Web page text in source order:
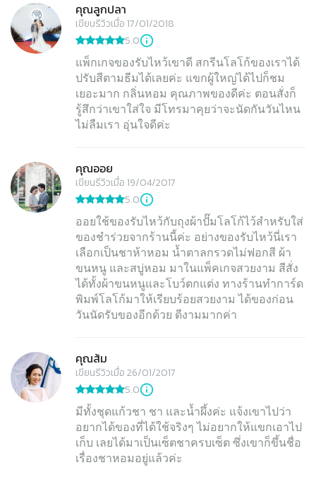
คุณลูกปลา
เขียนรีวิวเมื่อ 17/01/2018
5.0
แพ็กเกจของรับไหว้เขาดี สกรีนโลโก้ของเราได้
ปรับสีตามธีมได้เลยค่ะ แขกผู้ใหญ่ได้ไปก็ชม
เยอะมาก กลิ่นหอม คุณภาพของดีค่ะ ตอนสั่งก็
รู้สึกว่าเขาใส่ใจ มีโทรมาคุยว่าจะนัดกันวันไหน
คุณออย
เขียนรีวิวเมื่อ 19/04/2017
5.0
ออยใช้ของรับไหว้กับถุงผ้าปั๊มโลโก้ไว้สำหรับใส่
ของชำร่วยจากร้านนี้ค่ะ อย่างของรับไหว้นี่เรา
เลือกเป็นชาห้าหอม น้ำตาลกรวดไม่ฟอกสี ผ้า
ขนหนู และสบู่หอม มาในแพ็คเกจสวยงาม สีสั่ง
ได้ทั้งผ้าขนหนูและโบว์ตกแต่ง ทางร้านทำการ์ด
พิมพ์โลโก้มาให้เรียบร้อยสวยงาม ได้ของก่อน
วันนัดรับของอีกด้วย ดีงามมากค่า
คุณส้ม
เขียนรีวิวเมื่อ 26/01/2017
5.0
มีทั้งชุดแก้วชา ชา และน้ำผึ้งค่ะ แจ้งเขาไปว่า
อยากได้ของที่ได้ใช้จริงๆ ไม่อยากให้แขกเอาไป
เก็บ เลยได้มาเป็นเซ็ตชาครบเซ็ต ซึ่งเขาก็ขึ้นชื่อ
เรื่องชาหอมอยู่แล้วค่ะ